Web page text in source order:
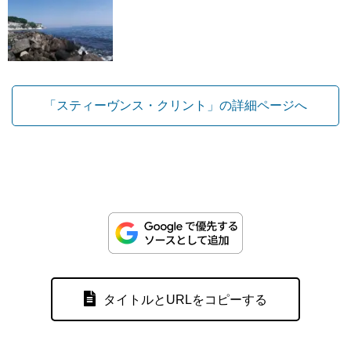
「スティーヴンス・クリント」の詳細ページへ
タイトルとURLをコピーする